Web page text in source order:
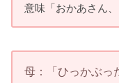
意味「おかあさん
母：「ひっかぶっ